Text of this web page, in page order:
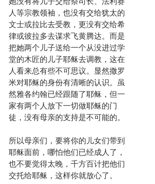
人等宗教领袖，也没有交给犹太的
文士或拉比去受教，更没有交给希
律或彼拉多去谋求飞黄腾达。而是
把她两个儿子送给一个从没进过学
堂的木匠的儿子耶稣去调教，这在
人看来总有些不可思议。显然撒罗
米对耶稣的身份有清晰的认识。虽
然雅各约翰已经跟随了耶稣，但一
家有两个人放下一切做耶稣的门
徒，没有母亲的支持是不可能的。
所以母亲们，要将你的儿女们带到
耶稣面前，哪怕他们已经成人了，
也不要觉得太晚，千方百计把他们
交托给耶稣，这样你就放心了。